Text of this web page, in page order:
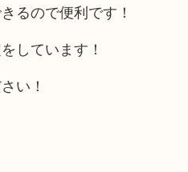
るので便利です！
しています！
い！